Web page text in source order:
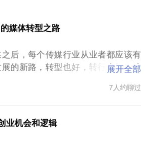
媒体转型之路
后，每个传媒行业从业者都应该有
的新路，转型也好，转行也好，跳
己的转变之路到底应该如何抉择，如
业经验，在中国传媒高地广州大道中
展开全部
7人约聊过
业机会和逻辑